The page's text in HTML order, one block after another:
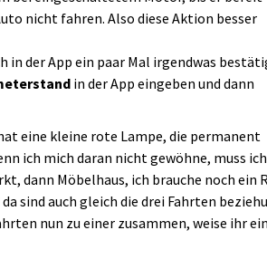
nicht fahren. Also diese Aktion besser
in der App ein paar Mal irgendwas
in der App eingeben und dann
eine kleine rote Lampe, die permanent
ich mich daran nicht gewöhne, muss
dann Möbelhaus, ich brauche noch ein
sind auch gleich die drei Fahrten
nun zu einer zusammen, weise ihr